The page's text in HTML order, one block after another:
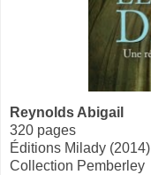
Reynolds Abigail
320 pages
Éditions Milady (2014)
Collection Pemberley